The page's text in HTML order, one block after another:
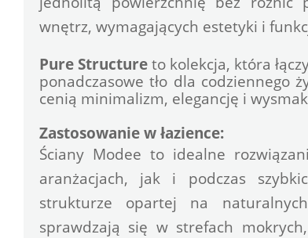
wnętrz, wymagających estetyki i
Pure Structure to kolekcja, która
ponadczasowe tło dla codziennego
cenią minimalizm, elegancję i
Zastosowanie w łazience:
Ściany Modee to idealne
aranżacjach, jak i podczas
strukturze opartej na
sprawdzają się w strefach